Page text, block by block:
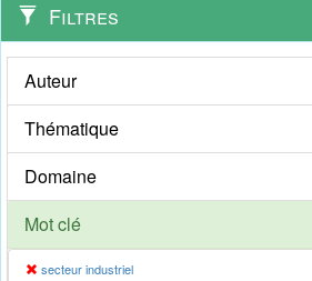
Filtres
Auteur
Thématique
Domaine
Mot clé
secteur industriel